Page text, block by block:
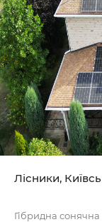
Лісники,
Гібридна сонячна